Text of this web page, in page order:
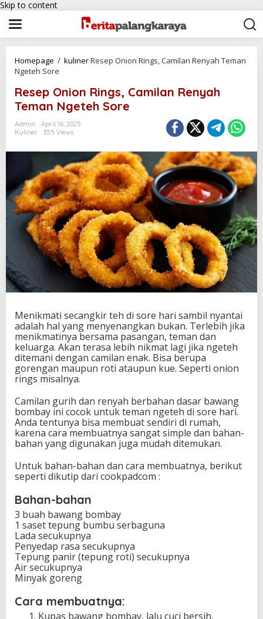
Skip to content
Homepage / kulinerResep Onion Rings, Camilan Renyah Teman
Ngeteh Sore
Resep Onion Rings, Camilan Renyah
Teman Ngeteh Sore
Admin
April 16, 2025
Kuliner
355 Views
Menikmati secangkir teh di sore hari sambil nyantai
adalah hal yang menyenangkan bukan. Terlebih jika
menikmatinya bersama pasangan, teman dan
keluarga. Akan terasa lebih nikmat lagi jika ngeteh
ditemani dengan camilan enak. Bisa berupa
gorengan maupun roti ataupun kue. Seperti onion
rings misalnya.
Camilan gurih dan renyah berbahan dasar bawang
bombay ini cocok untuk teman ngeteh di sore hari.
Anda tentunya bisa membuat sendiri di rumah,
karena cara membuatnya sangat simple dan bahan-
bahan yang digunakan juga mudah ditemukan.
Untuk bahan-bahan dan cara membuatnya, berikut
seperti dikutip dari cookpadcom :
Bahan-bahan
3 buah bawang bombay
1 saset tepung bumbu serbaguna
Lada secukupnya
Penyedap rasa secukupnya
Tepung panir (tepung roti) secukupnya
Air secukupnya
Minyak goreng
Cara membuatnya:
Kupas bawang bombay, lalu cuci bersih.